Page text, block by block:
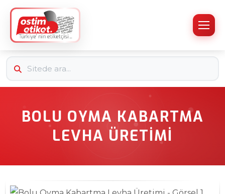
BOLU OYMA KABARTMA
LEVHA ÜRETIMI